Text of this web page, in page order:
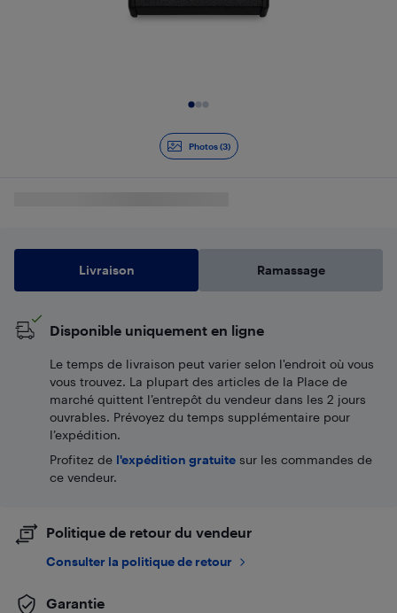
Photos (3)
Livraison Ramassage
Disponible uniquement en ligne
Le temps de livraison peut varier selon l'endroit où vous
vous trouvez. La plupart des articles de la Place de
marché quittent l’entrepôt du vendeur dans les 2 jours
ouvrables. Prévoyez du temps supplémentaire pour
l’expédition.
Profitez de l'expédition gratuite sur les commandes de
ce vendeur.
Politique de retour du vendeur
Consulter la politique de retour
Garantie